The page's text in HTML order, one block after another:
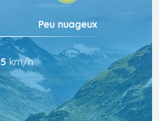
Peu nuageux
km/h